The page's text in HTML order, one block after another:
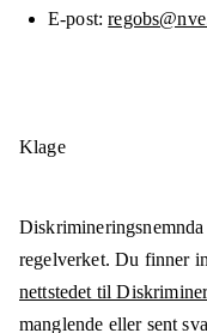
E-post
Klage
regelverket. Du finner
nettstedet til
manglende eller sent